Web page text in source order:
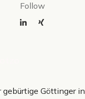
Follow
Göttinger in